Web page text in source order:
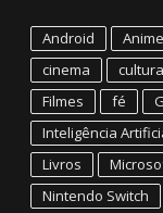
Android Anime
cinema
Filmes
fé
Inteligência
Livros
Nintendo Switch